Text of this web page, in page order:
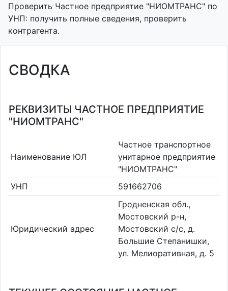
Проверить Частное предприятие "НИОМТРАНС" по
УНП: получить полные сведения, проверить
контрагента.
СВОДКА
РЕКВИЗИТЫ ЧАСТНОЕ ПРЕДПРИЯТИЕ
"НИОМТРАНС"
Наименование ЮЛ
Частное транспортное
унитарное предприятие
"НИОМТРАНС"
УНП
591662706
Юридический адрес
Гродненская обл.,
Мостовский р-н,
Мостовский с/с, д.
Большие Степанишки,
ул. Мелиоративная, д. 5